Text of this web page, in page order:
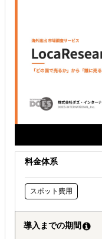
料金体系
スポット費用
導入までの期間